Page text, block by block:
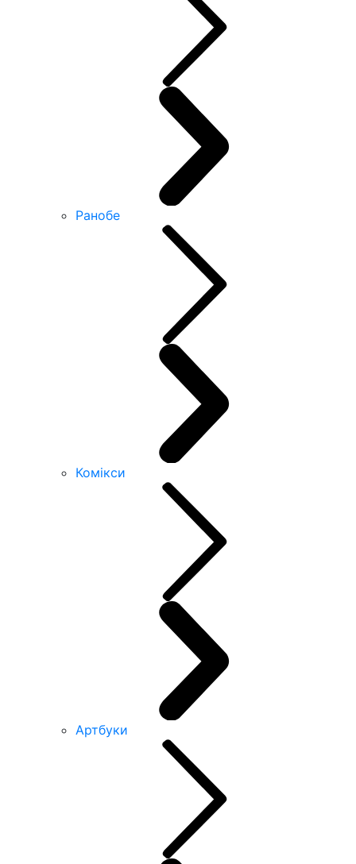
Ранобе
Комікси
Артбуки